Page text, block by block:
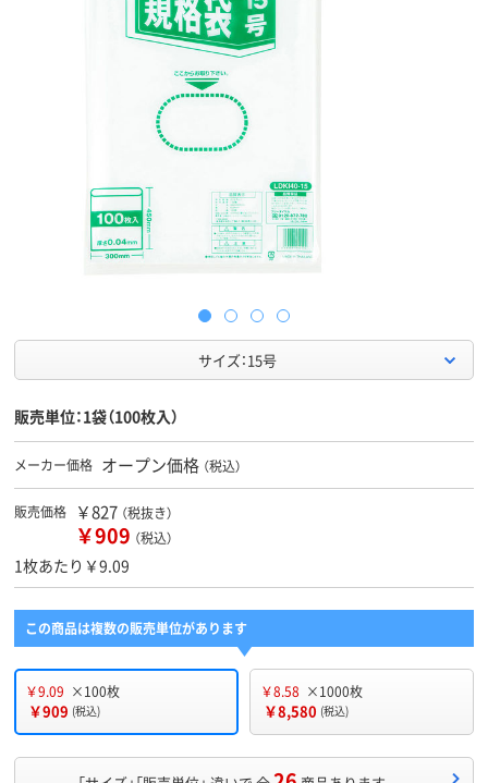
サイズ：15号
販売単位：1袋（100枚入）
メーカー価格 オープン価格 （税込）
販売価格 ￥827 （税抜き）
￥909 （税込）
1枚あたり￥9.09
この商品は複数の販売単位があります
￥9.09 ×100枚
￥909 (税込)
￥8.58 ×1000枚
￥8,580 (税込)